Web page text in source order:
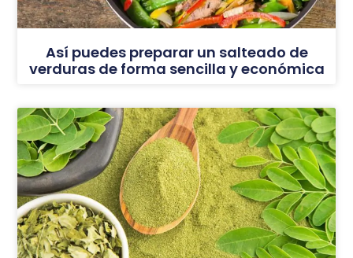
Así puedes preparar un salteado de
verduras de forma sencilla y económica